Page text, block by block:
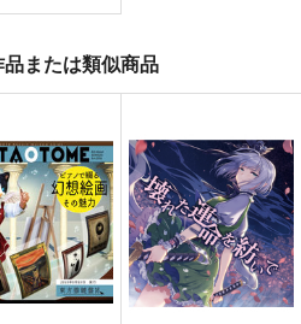
獄
ンティア
サンプル
カート
the Embodiment of
上海アリス幻樂団
東方Project
サンプル
カート
または類似商品